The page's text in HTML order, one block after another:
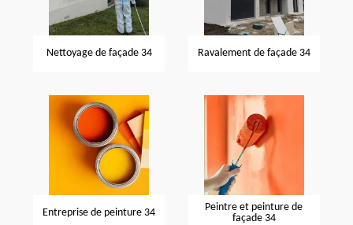
Nettoyage de façade 34 Ravalement de façade 34
Entreprise de peinture 34
Peintre et peinture de
façade 34